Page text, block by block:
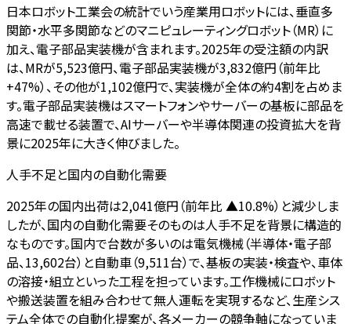
日本ロボット工業会の統計でいう産業用ロボットには、垂直多
関節・水平多関節などのマニピュレーティングロボット（MR）に
加え、電子部品実装機が含まれます。2025年の受注額の内訳
は、MRが5,523億円、電子部品実装機が3,832億円（前年比
+47%）、その他が1,102億円で、実装機が全体の約4割を占めま
す。電子部品実装機はスマートフォンやサーバーの基板に部品を
高速で載せる装置で、AIサーバーや半導体関連の投資拡大を背
景に2025年に大きく伸びました。
人手不足と国内の自動化需要
2025年の国内出荷は2,041億円（前年比 ▲10.8%）と減少しま
したが、国内の自動化需要そのものは人手不足を背景に構造的
なものです。国内で台数が多いのは電気機械（半導体・電子部
品、13,602台）と自動車（9,511台）で、基板の実装・検査や、車体
の溶接・組立といった工程を担っています。工作機械にロボット
や搬送装置を組み合わせて無人運転を実現するなど、生産シス
テム全体での自動化提案が、各メーカーの競争軸になっていま